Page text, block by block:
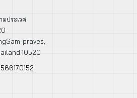
ประเวศ
praves,
10520